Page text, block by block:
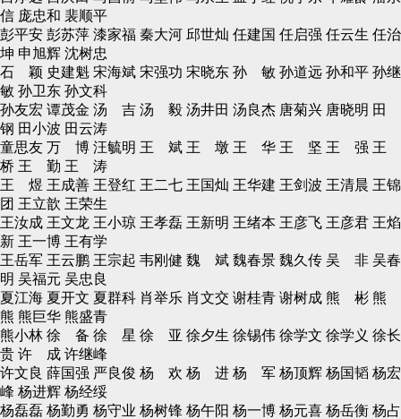
信 庞忠和 裴顺平
彭平安 彭苏萍 漆家福 秦大河 邱世灿 任建国 任启强 任云生 任治
坤 申旭辉 沈树忠
石 颖 史建魁 宋海斌 宋强功 宋晓东 孙 敏 孙道远 孙和平 孙继
敏 孙卫东 孙文科
孙友宏 谭茂金 汤 吉 汤 毅 汤井田 汤良杰 唐菊兴 唐晓明 田
钢 田小波 田云涛
童思友 万 博 汪毓明 王 斌 王 墩 王 华 王 坚 王 强 王
桥 王 勤 王 涛
王 煜 王成善 王登红 王二七 王国灿 王华建 王剑波 王清晨 王锦
团 王立歆 王荣生
王汝成 王文龙 王小琼 王孝磊 王新明 王绪本 王彦飞 王彦君 王焰
新 王一博 王有学
王岳军 王云鹏 王宗起 韦刚健 魏 斌 魏春景 魏久传 吴 非 吴春
明 吴福元 吴忠良
夏江海 夏开文 夏群科 肖举乐 肖文交 谢桂青 谢树成 熊 彬 熊
熊 熊巨华 熊盛青
熊小林 徐 备 徐 星 徐 亚 徐夕生 徐锡伟 徐学文 徐学义 徐长
贵 许 成 许继峰
许文良 薛国强 严良俊 杨 欢 杨 进 杨 军 杨顶辉 杨国韬 杨宏
峰 杨进辉 杨经绥
杨磊磊 杨勤勇 杨守业 杨树锋 杨午阳 杨一博 杨元喜 杨岳衡 杨占